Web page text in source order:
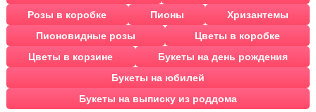
Розы в коробке
Пионы
Хризантемы
Пионовидные розы
Цветы в коробке
Цветы в корзине
Букеты на день рождения
Букеты на юбилей
Букеты на выписку из роддома